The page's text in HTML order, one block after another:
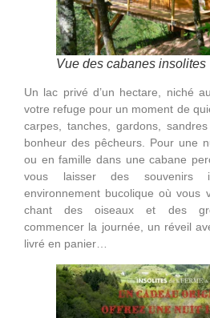
Vue des cabanes insolites
Un lac privé d’un hectare, niché
votre refuge pour un moment de
carpes, tanches, gardons,
bonheur des pêcheurs. Pour une
ou en famille dans une cabane
vous laisser des souvenirs
environnement bucolique où vous
chant des oiseaux et des
commencer la journée, un réveil
livré en panier…